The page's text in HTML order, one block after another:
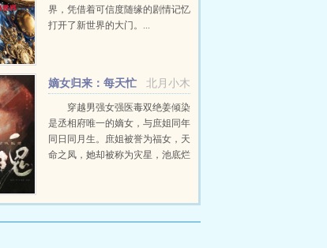
界，凭借着可信度随缘的剧情记忆
打开了新世界的大门。...
北月小木
嫡女归来：每天忙
着给相府上坟
穿越男强女强医毒双绝姜倾染
是丞相府唯一的嫡女，与庶姐同年
同日同月生。庶姐被誉为福女，天
命之凤，她却被称为灾星，池底烂
生自灭，而庶姐不仅拜了名师修习